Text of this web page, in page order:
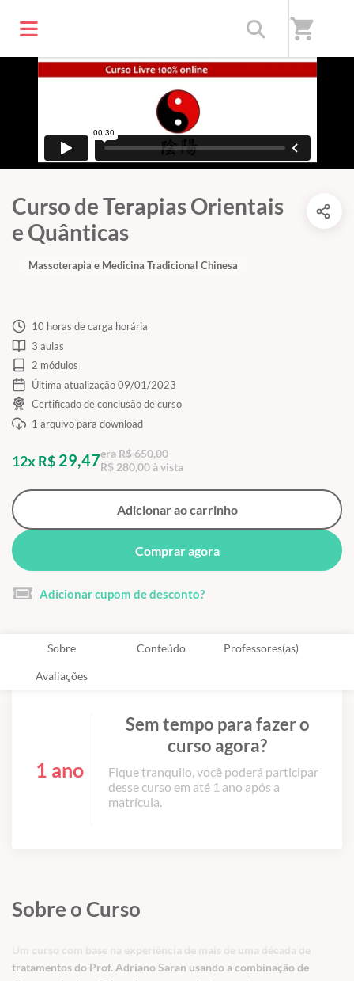
shopping_cart
Curso de Terapias Orientais
e Quânticas
Massoterapia e Medicina Tradicional Chinesa
10 horas de carga horária
3 aulas
2 módulos
Última atualização 09/01/2023
Certificado de conclusão de curso
1 arquivo para download
12x R$ 29,47eraR$ 650,00
R$ 280,00 à vista
Adicionar ao carrinho
Comprar agora
Adicionar cupom de desconto?
Sobre Conteúdo Professores(as)
Avaliações
1 ano
Sem tempo para fazer o
curso agora?
Fique tranquilo, você poderá participar
desse curso em até 1 ano após a
matrícula.
Sobre o Curso
Um curso com base na experiência de mais de uma década de
tratamentos do Prof. Adriano Saran usando a combinação de